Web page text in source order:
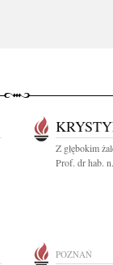
Z głębokim
Prof. dr hab.
POZNAŃ